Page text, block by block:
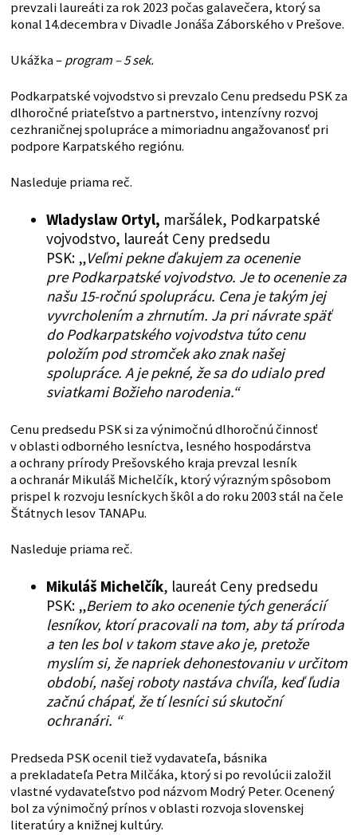
prevzali laureáti za rok 2023 počas galavečera, ktorý sa
konal 14.decembra v Divadle Jonáša Záborského v Prešove.
Ukážka –program – 5 sek.
Podkarpatské vojvodstvo si prevzalo Cenu predsedu PSK za
dlhoročné priateľstvo a partnerstvo, intenzívny rozvoj
cezhraničnej spolupráce a mimoriadnu angažovanosť pri
podpore Karpatského regiónu.
Nasleduje priama reč.
Wladyslaw Ortyl, maršálek, Podkarpatské
vojvodstvo, laureát Ceny predsedu
PSK: „Veľmi pekne ďakujem za ocenenie
pre Podkarpatské vojvodstvo. Je to ocenenie za
našu 15-ročnú spoluprácu. Cena je takým jej
vyvrcholením a zhrnutím. Ja pri návrate späť
do Podkarpatského vojvodstva túto cenu
položím pod stromček ako znak našej
spolupráce. A je pekné, že sa do udialo pred
sviatkami Božieho narodenia.“
Cenu predsedu PSK si za výnimočnú dlhoročnú činnosť
v oblasti odborného lesníctva, lesného hospodárstva
a ochrany prírody Prešovského kraja prevzal lesník
a ochranár Mikuláš Michelčík, ktorý výrazným spôsobom
prispel k rozvoju lesníckych škôl a do roku 2003 stál na čele
Štátnych lesov TANAPu.
Nasleduje priama reč.
Mikuláš Michelčík, laureát Ceny predsedu
PSK: „Beriem to ako ocenenie tých generácií
lesníkov, ktorí pracovali na tom, aby tá príroda
a ten les bol v takom stave ako je, pretože
myslím si, že napriek dehonestovaniu v určitom
období, našej roboty nastáva chvíľa, keď ľudia
začnú chápať, že tí lesníci sú skutoční
ochranári. “
Predseda PSK ocenil tiež vydavateľa, básnika
a prekladateľa Petra Milčáka, ktorý si po revolúcii založil
vlastné vydavateľstvo pod názvom Modrý Peter. Ocenený
bol za výnimočný prínos v oblasti rozvoja slovenskej
literatúry a knižnej kultúry.